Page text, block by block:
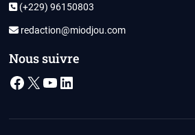
(+229) 96150803
redaction@miodjou.com
Nous suivre
Facebook
X YouTube
LinkedIn